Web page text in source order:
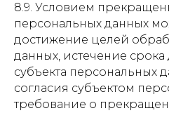
8.9. Условием
персональных данных
достижение целей
данных, истечение срока
субъекта персональных
согласия субъектом
требование о